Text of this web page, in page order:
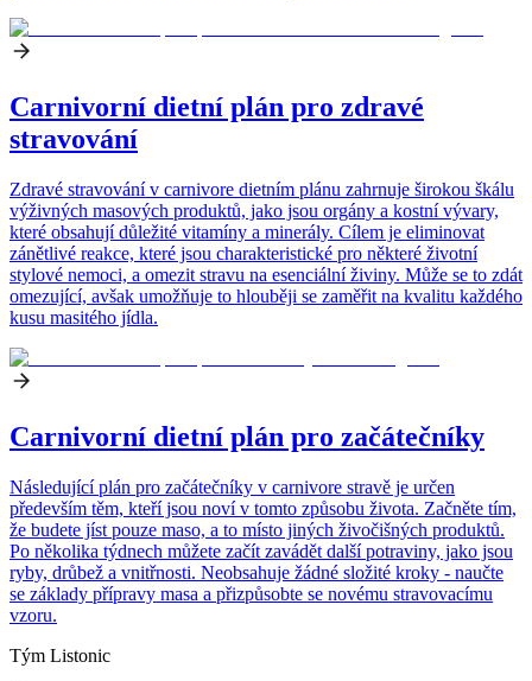
Carnivorní dietní plán pro zdravé
stravování
Zdravé stravování v carnivore dietním plánu zahrnuje širokou škálu
výživných masových produktů, jako jsou orgány a kostní vývary,
které obsahují důležité vitamíny a minerály. Cílem je eliminovat
zánětlivé reakce, které jsou charakteristické pro některé životní
stylové nemoci, a omezit stravu na esenciální živiny. Může se to zdát
omezující, avšak umožňuje to hlouběji se zaměřit na kvalitu každého
kusu masitého jídla.
Carnivorní dietní plán pro začátečníky
Následující plán pro začátečníky v carnivore stravě je určen
především těm, kteří jsou noví v tomto způsobu života. Začněte tím,
že budete jíst pouze maso, a to místo jiných živočišných produktů.
Po několika týdnech můžete začít zavádět další potraviny, jako jsou
ryby, drůbež a vnitřnosti. Neobsahuje žádné složité kroky - naučte
se základy přípravy masa a přizpůsobte se novému stravovacímu
vzoru.
Tým Listonic